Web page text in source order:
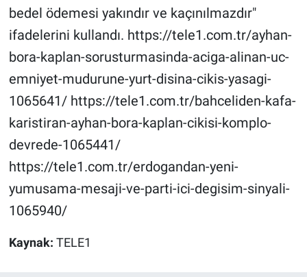
bedel ödemesi yakındır ve kaçınılmazdır"
ifadelerini kullandı. https://tele1.com.tr/ayhan-
bora-kaplan-sorusturmasinda-aciga-alinan-uc-
emniyet-mudurune-yurt-disina-cikis-yasagi-
1065641/ https://tele1.com.tr/bahceliden-kafa-
karistiran-ayhan-bora-kaplan-cikisi-komplo-
devrede-1065441/
https://tele1.com.tr/erdogandan-yeni-
yumusama-mesaji-ve-parti-ici-degisim-sinyali-
1065940/
Kaynak: TELE1